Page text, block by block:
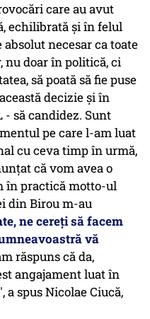
care au avut
echilibrată şi în felul
necesar ca toate
nu doar în politică, ci
să poată să fie puse
decizie şi în
- să candidez. Sunt
pe care l-am luat
cu ceva timp în urmă,
că vom avea o
în practică motto-ul
din Birou m-au
ne cereţi să facem
vă
răspuns că da,
angajament luat în
spus Nicolae Ciucă,